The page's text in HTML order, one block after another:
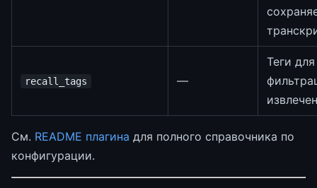
recall_tags —
Теги для
См. README плагина для полного справочника по
конфигурации.